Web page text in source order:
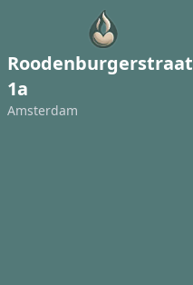
Roodenburgerstraat
1a
Amsterdam